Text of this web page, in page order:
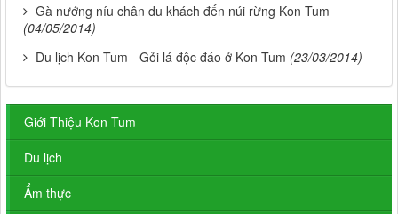
Gà nướng níu chân du khách đến núi rừng Kon Tum
(04/05/2014)
Du lịch Kon Tum - Gỏi lá độc đáo ở Kon Tum (23/03/2014)
Giới Thiệu Kon Tum
Du lịch
Ẩm thực